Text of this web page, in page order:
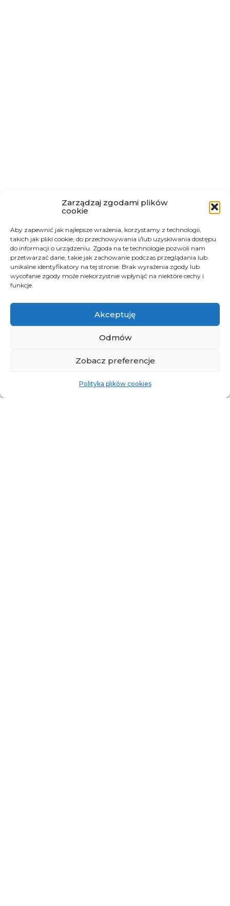
Zarządzaj zgodami plików
cookie
Aby zapewnić jak najlepsze wrażenia, korzystamy z technologii,
takich jak pliki cookie, do przechowywania i/lub uzyskiwania dostępu
do informacji o urządzeniu. Zgoda na te technologie pozwoli nam
przetwarzać dane, takie jak zachowanie podczas przeglądania lub
unikalne identyfikatory na tej stronie. Brak wyrażenia zgody lub
wycofanie zgody może niekorzystnie wpłynąć na niektóre cechy i
funkcje.
Akceptuję
Odmów
Zobacz preferencje
Polityka plików cookies